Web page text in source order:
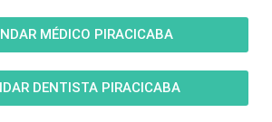
MÉDICO PIRACICABA
DENTISTA PIRACICABA